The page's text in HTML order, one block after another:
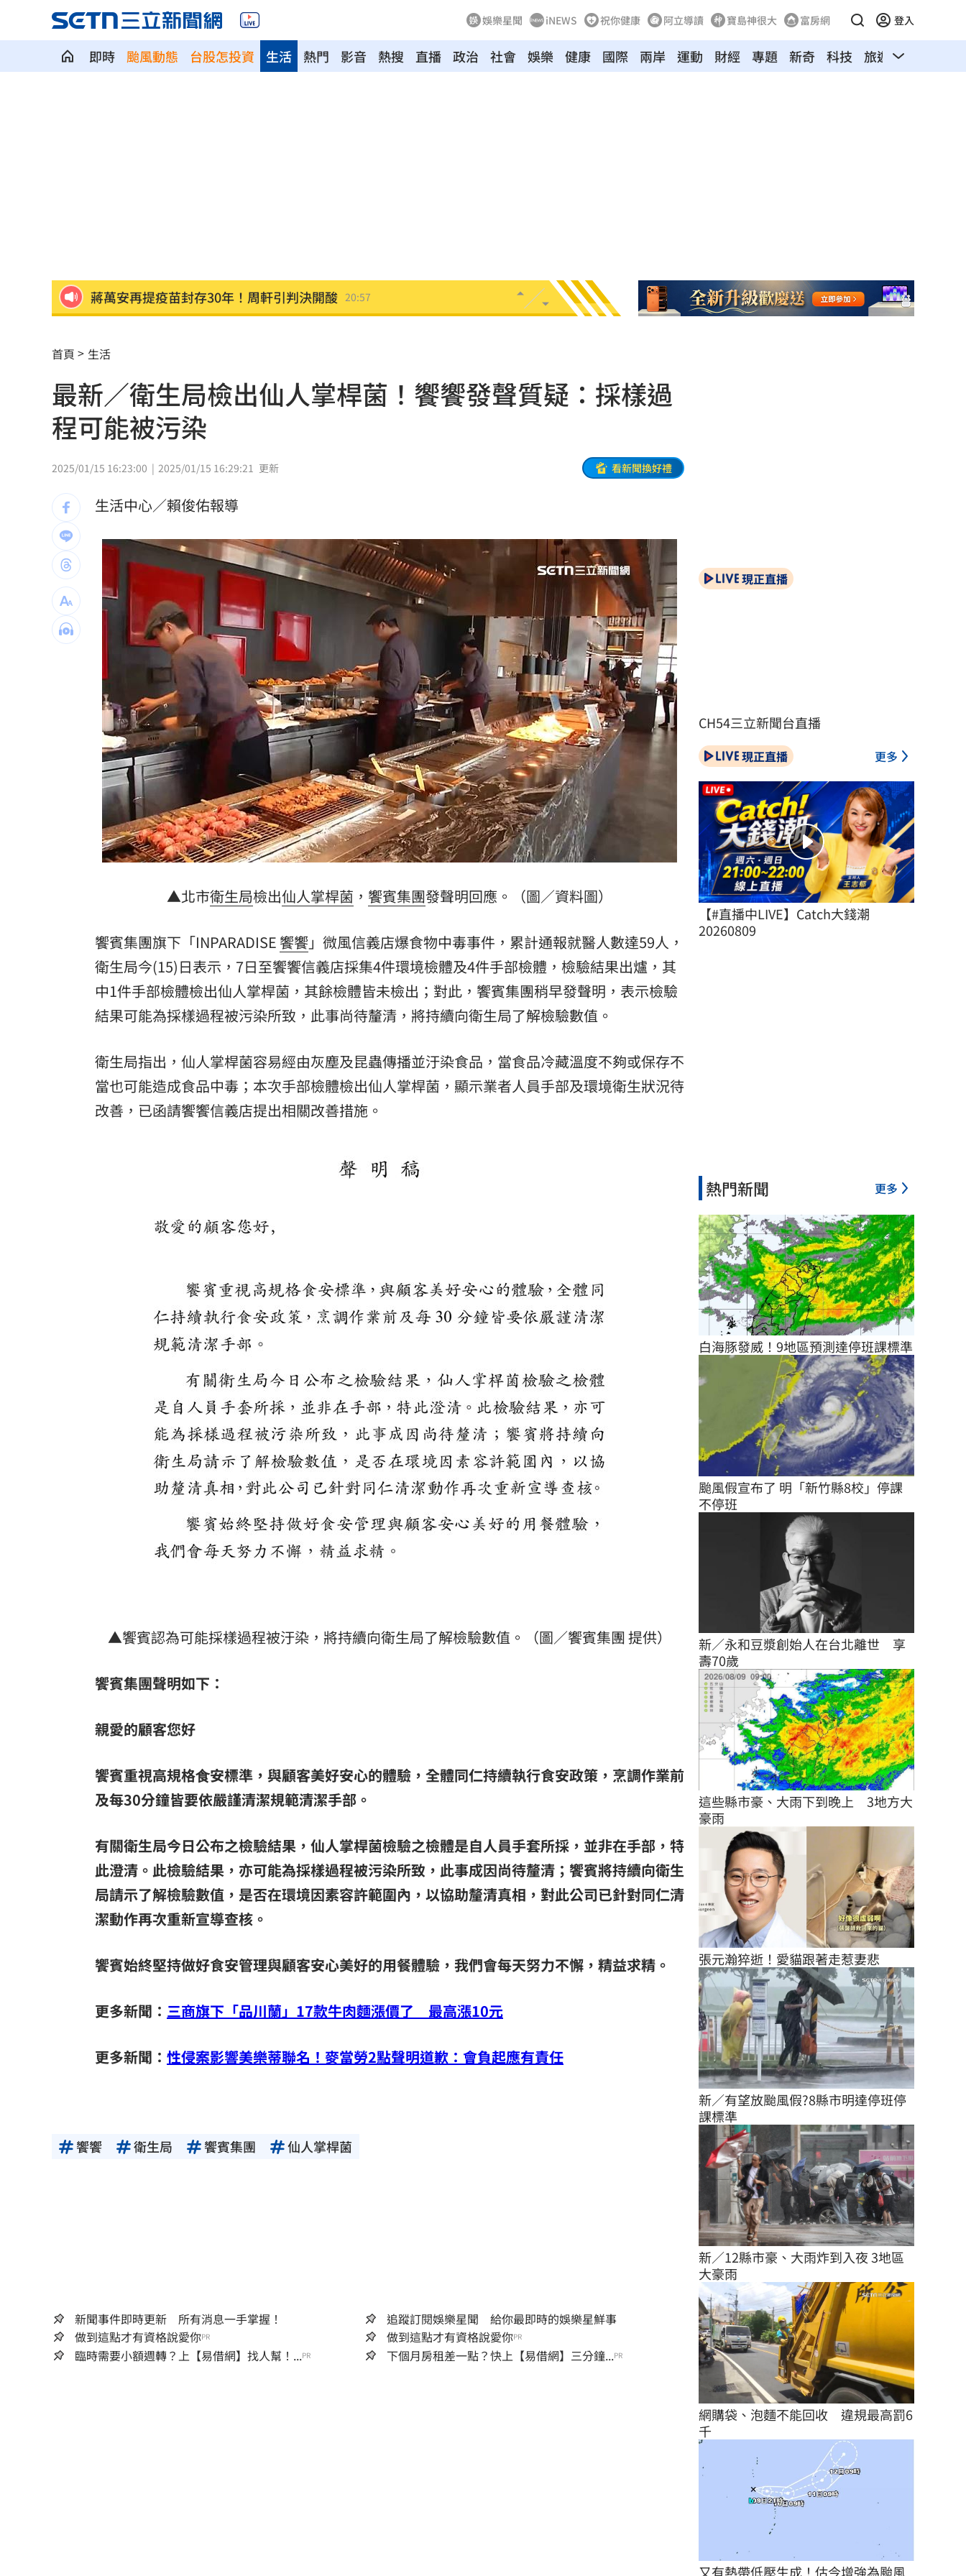
娛樂星聞 iNEWS 祝你健康 阿立導讀 寶島神很大 富房網 登入
即時 颱風動態 台股怎投資 熱門 影音 熱搜 直播 政治 社會 娛樂
生活 健康 國際 兩岸 運動 財經 專題 新奇 科技 旅遊 汽車
兒下體雄偉老爸基因強？ 泌尿科醫曝關鍵
長崎原爆典禮台灣待遇惹議 遭疑顧忌中國 21:25
2026全球移居排名 台灣「第5」贏日韓 20:57
ALLDAY PROJECT太狂！LIVE實力震撼全場
顧立雄視導第三作戰區 慰勉參演官兵辛勞 20:54
放雙手騎車喊手麻！騎士遭打臉仍判罰
夢幻跨團合體！SUMMER ANJELS重現BP神曲
新／女大生伴兒屍6日聲押...法官裁定請回
清大校長續任秒出國選校長！高為元道歉了 20:30
SBS歌謠大戰驚見放送事故！3主持人齊卡住 20:30
首次影像被打臉 伊朗新最高領袖傳病危
台灣彩券開獎直播中 20:31
LIVE三立+24小時直播 15:27
三立iNEWS新聞台線上直播 18:00
台彩父親節推新刮刮樂千萬頭獎超「爸」氣 12:00
商場戰國來臨 台中「頂奢大道」逐漸成形 12:00
「拍片人的多重宇宙」職涯論壇9/12登場！ 10:30
8國球員齊聚高雄 Formosa 7s掀足球熱潮 10:00
理想混蛋號召粉絲跨海追星吃美食！ 18:15
首頁 生活
最新／衛生局檢出仙人掌桿菌！饗饗發聲質疑：採樣過
程可能被污染
2025/01/15 16:23:00 2025/01/15 16:29:21 更新 看新聞換好禮
生活中心／賴俊佑報導
▲北市衛生局檢出仙人掌桿菌 ， 饗賓集團發聲明回應。（圖／資料圖）
饗賓集團旗下「INPARADISE 饗饗 」微風信義店爆食物中毒事件，累計通報就醫人數達59人，
衛生局今(15)日表示，7日至饗饗信義店採集4件環境檢體及4件手部檢體，檢驗結果出爐，其
中1件手部檢體檢出仙人掌桿菌，其餘檢體皆未檢出；對此，饗賓集團稍早發聲明，表示檢驗
結果可能為採樣過程被污染所致，此事尚待釐清，將持續向衛生局了解檢驗數值。
衛生局指出，仙人掌桿菌容易經由灰塵及昆蟲傳播並汙染食品，當食品冷藏溫度不夠或保存不
當也可能造成食品中毒；本次手部檢體檢出仙人掌桿菌，顯示業者人員手部及環境衛生狀況待
改善，已函請饗饗信義店提出相關改善措施。
▲饗賓認為可能採樣過程被汙染，將持續向衛生局了解檢驗數值。（圖／饗賓集團 提供）
饗賓集團聲明如下：
親愛的顧客您好
饗賓重視高規格⾷安標準，與顧客美好安心的體驗，全體同仁持續執行食安政策，烹調作業前
及每30分鐘皆要依嚴謹清潔規範清潔手部。
有關衛生局今日公布之檢驗結果，仙人掌桿菌檢驗之檢體是自人員手套所採，並非在手部，特
此澄清。此檢驗結果，亦可能為採樣過程被污染所致，此事成因尚待釐清；饗賓將持續向衛生
局請示了解檢驗數值，是否在環境因素容許範圍內，以協助釐清真相，對此公司已針對同仁清
潔動作再次重新宣導查核。
饗賓始終堅持做好食安管理與顧客安心美好的用餐體驗，我們會每天努力不懈，精益求精。
更多新聞： 三商旗下「品川蘭」17款牛肉麵漲價了 最高漲10元
更多新聞： 性侵案影響美樂蒂聯名！麥當勞2點聲明道歉：會負起應有責任
饗饗 衛生局 饗賓集團 仙人掌桿菌
新聞事件即時更新 所有消息一手掌握！
追蹤訂閱娛樂星聞 給你最即時的娛樂星鮮事
做到這點才有資格說愛你PR 做到這點才有資格說愛你PR
臨時需要小額週轉？上【易借網】找人幫！...PR 下個月房租差一點？快上【易借網】三分鐘...PR
現正直播
CH54三立新聞台直播
現正直播 更多
【#直播中LIVE】Catch大錢潮
20260809
熱門新聞 更多
白海豚發威！9地區預測達停班課標準
颱風假宣布了 明「新竹縣8校」停課
不停班
新／永和豆漿創始人在台北離世　享
壽70歲
這些縣市豪、大雨下到晚上　3地方大
豪雨
張元瀚猝逝！愛貓跟著走惹妻悲
新／有望放颱風假?8縣市明達停班停
課標準
新／12縣市豪、大雨炸到入夜 3地區
大豪雨
網購袋、泡麵不能回收　違規最高罰6
千
又有熱帶低壓生成！估今增強為颱風